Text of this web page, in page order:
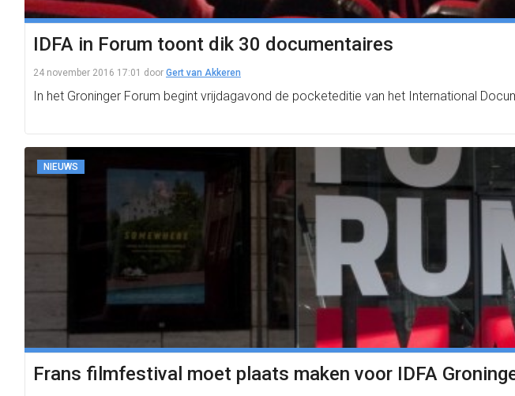
IDFA in Forum toont dik 30 documentaires
24 november 2016 17:01 door Gert van Akkeren
In het Groninger Forum begint vrijdagavond de pocketeditie van het International
NIEUWS
Frans filmfestival moet plaats maken voor IDFA